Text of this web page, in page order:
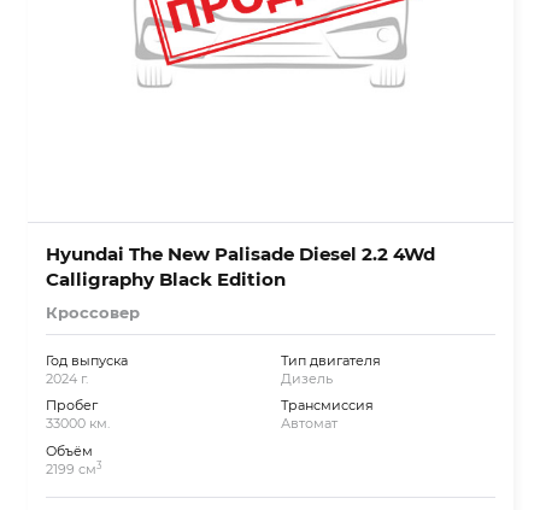
Hyundai The New Palisade Diesel 2.2 4Wd
Calligraphy Black Edition
Кроссовер
Год выпуска
2024 г.
Пробег
33000 км.
Объём
2199 см3
Тип двигателя
Дизель
Трансмиссия
Автомат